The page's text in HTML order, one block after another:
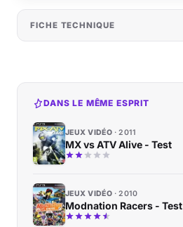
FICHE TECHNIQUE
DANS LE MÊME ESPRIT
JEUX VIDÉO 2011
MX vs ATV Alive - Test
JEUX VIDÉO 2010
Modnation Racers - Test